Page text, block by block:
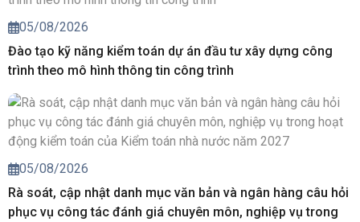
05/08/2026
Đào tạo kỹ năng kiểm toán dự án đầu tư xây dựng công
trình theo mô hình thông tin công trình
05/08/2026
Rà soát, cập nhật danh mục văn bản và ngân hàng câu hỏi
phục vụ công tác đánh giá chuyên môn, nghiệp vụ trong